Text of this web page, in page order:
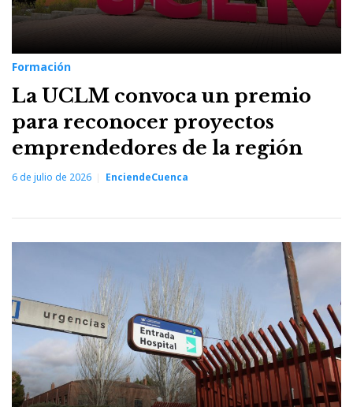
Formación
La UCLM convoca un premio
para reconocer proyectos
emprendedores de la región
6 de julio de 2026 EnciendeCuenca